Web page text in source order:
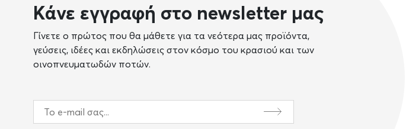
Κάνε εγγραφή στο newsletter μας
Γίνετε ο πρώτος που θα μάθετε για τα νεότερα μας προϊόντα,
γεύσεις, ιδέες και εκδηλώσεις στον κόσμο του κρασιού και των
οινοπνευματωδών ποτών.